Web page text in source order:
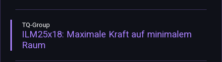
TQ-Group
ILM25x18: Maximale Kraft auf minimalem
Raum